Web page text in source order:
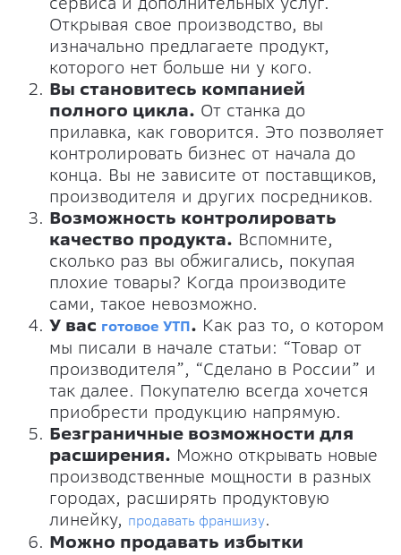
Открывая свое производство, вы
изначально предлагаете продукт,
которого нет больше ни у кого.
Вы становитесь компанией
полного цикла. От станка до
прилавка, как говорится. Это позволяет
контролировать бизнес от начала до
конца. Вы не зависите от поставщиков,
производителя и других посредников.
Возможность контролировать
качество продукта. Вспомните,
сколько раз вы обжигались, покупая
плохие товары? Когда производите
сами, такое невозможно.
У вас готовое УТП. Как раз то, о котором
мы писали в начале статьи: “Товар от
производителя”, “Сделано в России” и
так далее. Покупателю всегда хочется
приобрести продукцию напрямую.
Безграничные возможности для
расширения. Можно открывать новые
производственные мощности в разных
городах, расширять продуктовую
линейку, продавать франшизу.
Можно продавать избытки